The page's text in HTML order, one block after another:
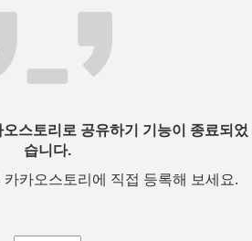
스토리로 공유하기 기능이 종료되었
습니다.
카오스토리에 직접 등록해 보세요.